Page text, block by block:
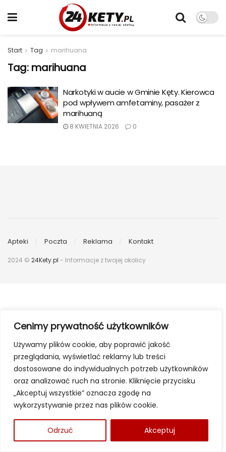
Cenimy prywatność użytkowników
Używamy plików cookie, aby poprawić jakość
przeglądania, wyświetlać reklamy lub treści
dostosowane do indywidualnych potrzeb użytkowników
oraz analizować ruch na stronie. Kliknięcie przycisku
„Akceptuj wszystkie” oznacza zgodę na
wykorzystywanie przez nas plików cookie.
Odrzuć Akceptuj
Start Tag marihuana
Tag: marihuana
Narkotyki w aucie w Gminie Kęty. Kierowca
pod wpływem amfetaminy, pasażer z
marihuaną
8 KWIETNIA 2026 0
Apteki Poczta Reklama Kontakt
2024 © 24Kety.pl - Informacje z twojej okolicy